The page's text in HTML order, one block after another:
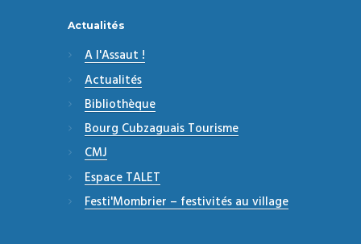
Actualités
A l'Assaut !
Actualités
Bibliothèque
Bourg Cubzaguais Tourisme
CMJ
Espace TALET
Festi'Mombrier – festivités au village